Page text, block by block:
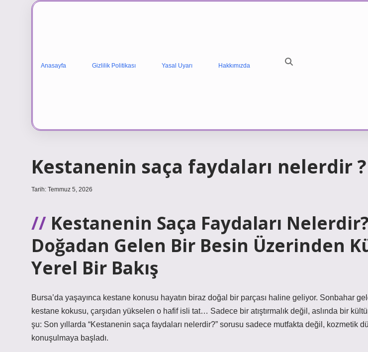
Anasayfa Gizlilik Politikası Yasal Uyarı Hakkımızda
Kestanenin saça faydaları nelerdir ?
Tarih: Temmuz 5, 2026
Kestanenin Saça Faydaları Nelerdir?
Doğadan Gelen Bir Besin Üzerinden
Yerel Bir Bakış
Bursa’da yaşayınca kestane konusu hayatın biraz doğal bir parçası haline geliyor. Sonbahar
kestane kokusu, çarşıdan yükselen o hafif isli tat… Sadece bir atıştırmalık değil, aslında bir
şu: Son yıllarda “Kestanenin saça faydaları nelerdir?” sorusu sadece mutfakta değil, kozmetik
konuşulmaya başladı.